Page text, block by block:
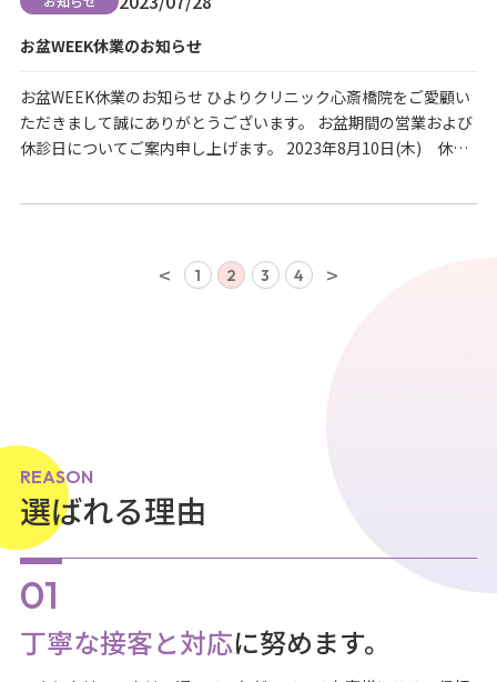
お盆WEEK休業のお知らせ
お盆WEEK休業のお知らせ ひよりクリニック心斎橋院をご愛顧い
ただきまして誠にありがとうございます。 お盆期間の営業および
休診日についてご案内申し上げます。 2023年8月10日(木) 休診
業 10：00～20：00 2023年8月13日(日)～15日(火) 臨時休診日
< 1 2 3 4 >
REASON
選ばれる理由
丁寧な接客と対応に努めます。